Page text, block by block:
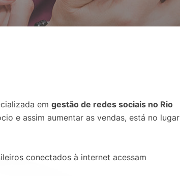
em gestão de redes sociais no Rio
e assim aumentar as vendas, está no lugar
conectados à internet acessam